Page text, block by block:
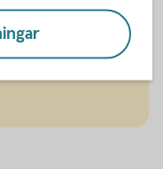
kortet utan att ha